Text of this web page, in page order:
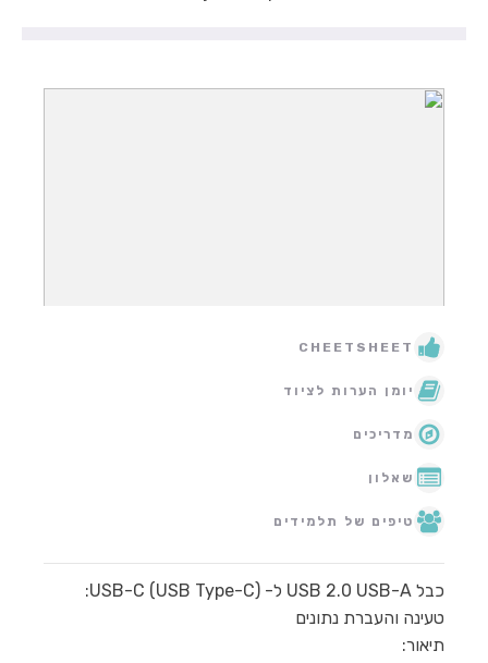
CHEETSHEET
יומן הערות לציוד
מדריכים
שאלון
טיפים של תלמידים
כבל USB 2.0 USB-A ל- USB-C (USB Type-C):
טעינה והעברת נתונים
תיאור: